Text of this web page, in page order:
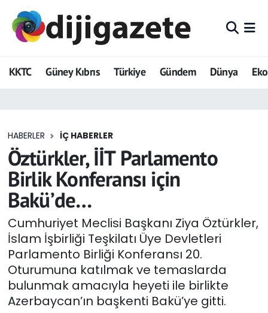
KKTC Güney Kıbrıs Türkiye Gündem Dünya
HABERLER İÇ HABERLER
Öztürkler, İİT Parlamento
Birlik Konferansı için
Bakü’de…
Cumhuriyet Meclisi Başkanı Ziya Öztürkler,
İslam İşbirliği Teşkilatı Üye Devletleri
Parlamento Birliği Konferansı 20.
Oturumuna katılmak ve temaslarda
bulunmak amacıyla heyeti ile birlikte
Azerbaycan’ın başkenti Bakü’ye gitti.
ADVERTORIAL
Dijigazete
Eğitim
Ekonomi
Foto Galeri
GEZİ
Güncel
Gündem
Hava Durumu
Trafik Durumu
Tüm Manşetler
Son Dakika Haberleri
Haber Arşivi